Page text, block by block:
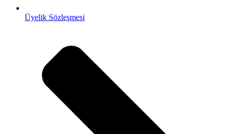
Üyelik Sözleşmesi